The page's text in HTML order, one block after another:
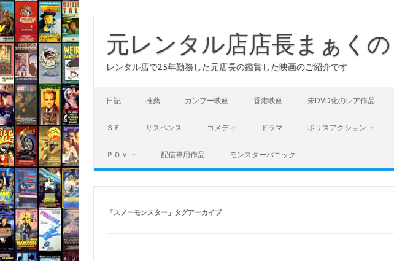
元レンタル店店長まぁく
レンタル店で25年勤務した元店長の鑑賞した映画のご紹介です
日記 推薦 カンフー映画 香港映画 未DVD化のレア作品
ＳＦ サスペンス コメディ ドラマ ポリスアクション
ＰＯＶ 配信専用作品 モンスターパニック
「スノーモンスター」タグアーカイブ